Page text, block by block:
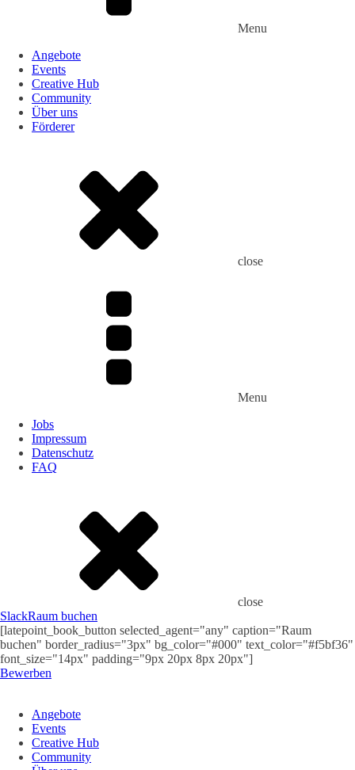
Menu
Angebote
Events
Creative Hub
Community
Über uns
Förderer
close
Menu
Jobs
Impressum
Datenschutz
FAQ
close
SlackRaum buchen
[latepoint_book_button selected_agent="any" caption="Raum
buchen" border_radius="3px" bg_color="#000" text_color="#f5bf36"
font_size="14px" padding="9px 20px 8px 20px"]
Bewerben
Angebote
Events
Creative Hub
Community